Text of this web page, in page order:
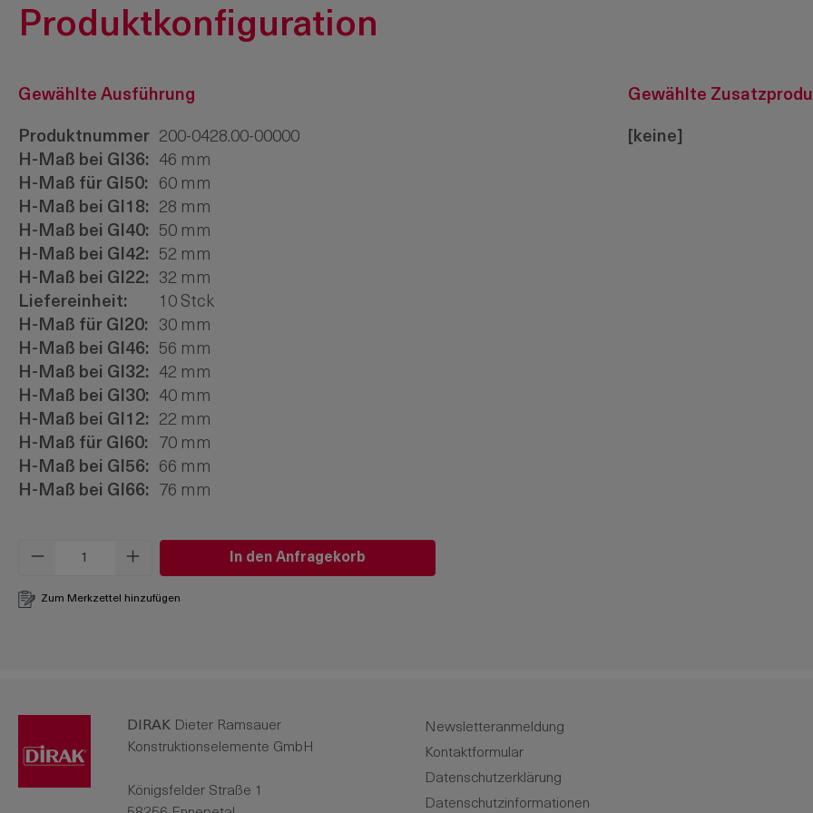
Produktkonfiguration
Gewählte Ausführung
Produktnummer 200-0428.00-00000
H-Maß bei Gl36:
46 mm
H-Maß für Gl50:
60 mm
H-Maß bei Gl18:
28 mm
H-Maß bei Gl40:
50 mm
H-Maß bei Gl42:
52 mm
H-Maß bei Gl22:
32 mm
Liefereinheit:
10 Stck
H-Maß für Gl20:
30 mm
H-Maß bei Gl46:
56 mm
H-Maß bei Gl32:
42 mm
H-Maß bei Gl30:
40 mm
H-Maß bei Gl12:
22 mm
H-Maß für Gl60:
70 mm
H-Maß bei Gl56:
66 mm
H-Maß bei Gl66:
76 mm
Produkt Anzahl: Gib den gewünschten Wert ein oder benutze die Schaltflächen
In den Anfragekorb
Gewählte
[keine]
Zum Merkzettel hinzufügen
DIRAK Dieter Ramsauer
Konstruktionselemente GmbH
Königsfelder Straße 1
Newsletteranmeldung
Kontaktformular
Datenschutzerklärung
Datenschutzinformationen